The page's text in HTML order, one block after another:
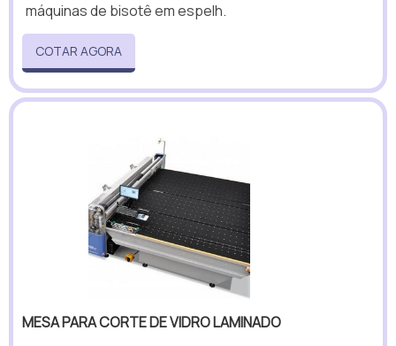
máquinas de bisotê em espelh.
COTAR AGORA
MESA PARA CORTE DE VIDRO LAMINADO